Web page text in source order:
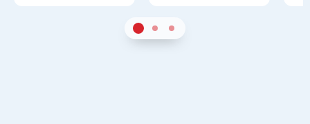
Sur 22Sur 23Sur 2